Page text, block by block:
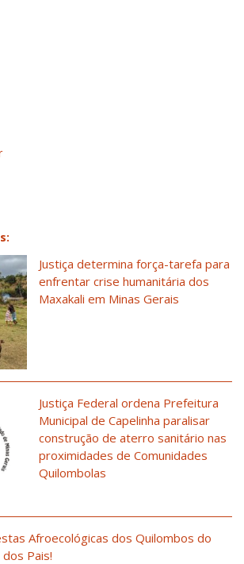
Justiça determina força-tarefa para
enfrentar crise humanitária dos
Maxakali em Minas Gerais
Justiça Federal ordena Prefeitura
Municipal de Capelinha paralisar
construção de aterro sanitário nas
proximidades de Comunidades
Quilombolas
Afroecológicas dos Quilombos do
Pais!